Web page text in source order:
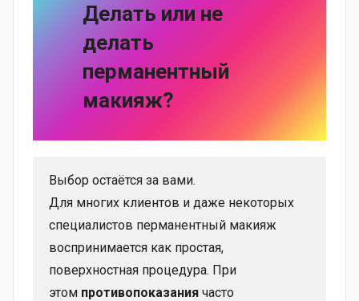
Делать или не
делать
перманентный
макияж?
Выбор остаётся за вами.
Для многих клиентов и даже некоторых
специалистов перманентный макияж
воспринимается как простая,
поверхностная процедура. При
этом противопоказания часто